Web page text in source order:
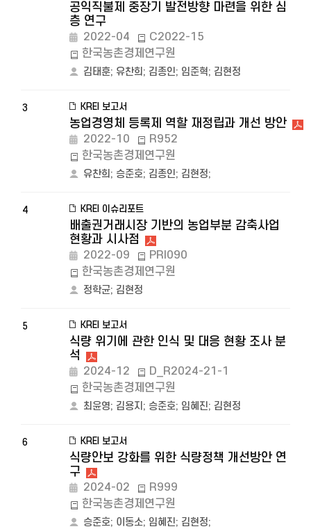
공익직불제 중장기 발전방향 마련을 위한 심
층 연구
2022-04
C2022-15
한국농촌경제연구원
김태훈; 유찬희 ; 김종인; 임준혁; 김현정
3 KREI 보고서
농업경영체 등록제 역할 재정립과 개선 방안
2022-10
R952
한국농촌경제연구원
유찬희 ; 승준호; 김종인; 김현정;
4 KREI 이슈리포트
배출권거래시장 기반의 농업부분 감축사업
현황과 시사점
2022-09
PRI090
한국농촌경제연구원
정학균; 김현정
5 KREI 보고서
식량 위기에 관한 인식 및 대응 현황 조사 분
석
2024-12
D_R2024-21-1
한국농촌경제연구원
최윤영; 김용지 ; 승준호; 임혜진; 김현정
6 KREI 보고서
식량안보 강화를 위한 식량정책 개선방안 연
구
2024-02
R999
한국농촌경제연구원
승준호; 이동소; 임혜진; 김현정;